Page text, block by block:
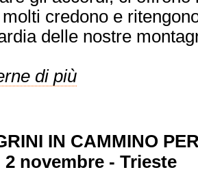
credono e
delle nostre
di più
IN CAMMINO
2 novembre - Trieste